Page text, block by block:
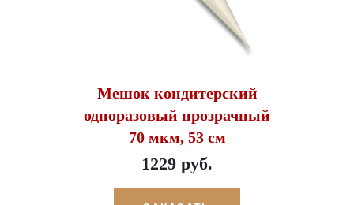
Мешок кондитерский
одноразовый прозрачный
70 мкм, 53 см
1229 руб.